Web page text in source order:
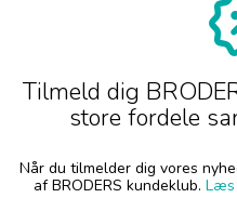
Tilmeld dig
store fordele
Når du tilmelder dig vores
af BRODERS kundeklub. Læs